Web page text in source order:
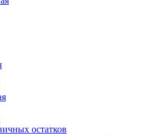
остатков